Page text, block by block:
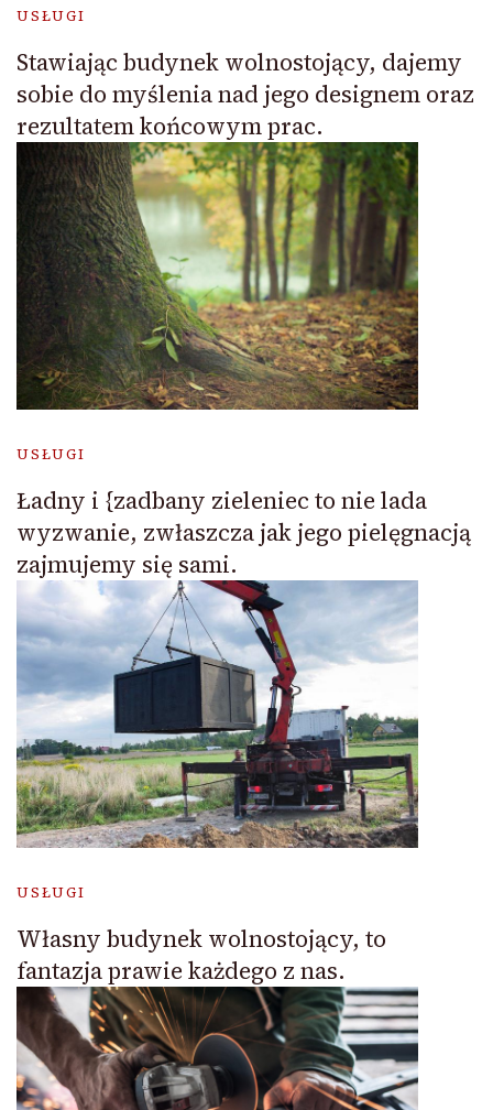
USŁUGI
Stawiając budynek wolnostojący, dajemy
sobie do myślenia nad jego designem oraz
rezultatem końcowym prac.
USŁUGI
Ładny i {zadbany zieleniec to nie lada
wyzwanie, zwłaszcza jak jego pielęgnacją
zajmujemy się sami.
USŁUGI
Własny budynek wolnostojący, to
fantazja prawie każdego z nas.